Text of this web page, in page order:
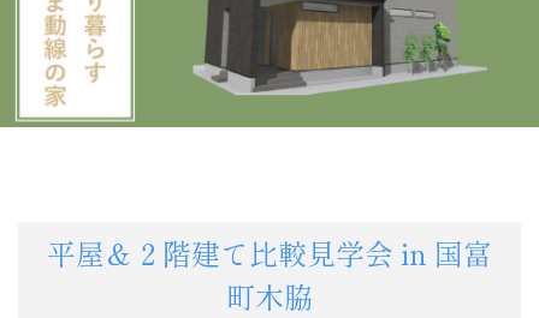
平屋＆２階建て比較見学会 in 国富
町木脇